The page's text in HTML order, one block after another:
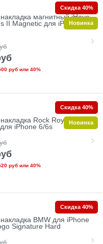
магнитный iHave
II Magnetic для iPhone
рубили 40%
Скидка 40%
Новинка
Rock Royce
iPhone 6/6s
рубили 40%
Скидка 40%
Новинка
BMW для iPhone
Signature Hard
Скидка 40%